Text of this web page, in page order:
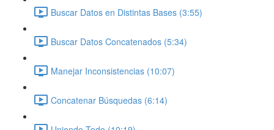
Buscar Datos en Distintas Bases (3:55)
Buscar Datos Concatenados (5:34)
Manejar Inconsistencias (10:07)
Concatenar Búsquedas (6:14)